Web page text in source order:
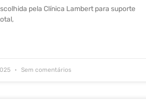
pela Clínica Lambert para suporte
Sem comentários